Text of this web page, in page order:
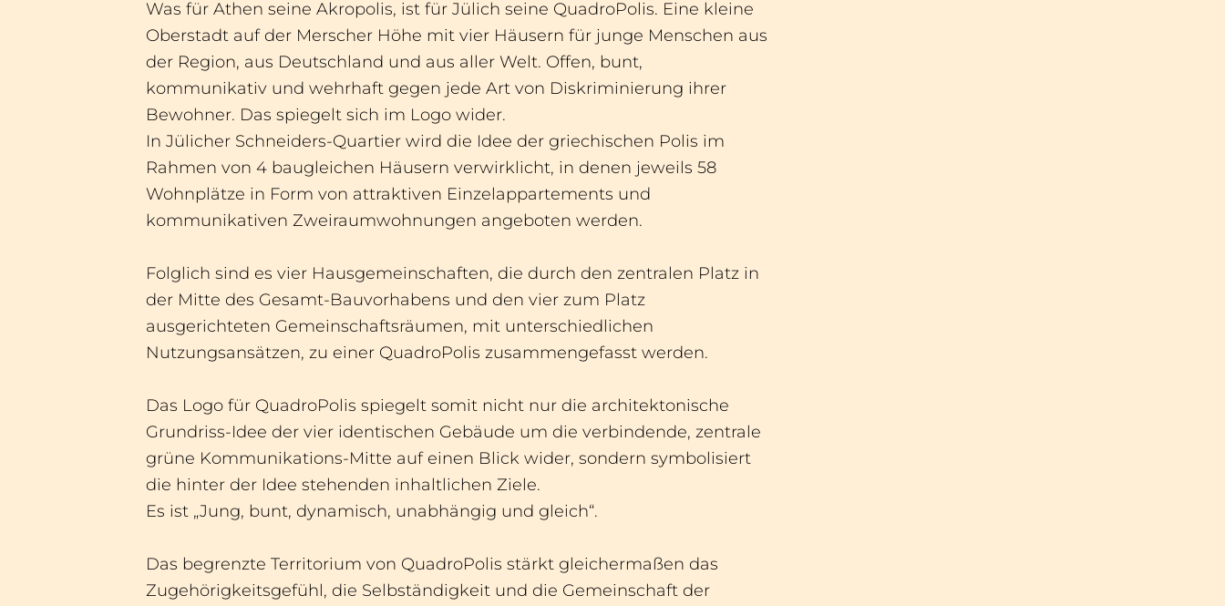
Was für Athen seine Akropolis, ist für Jülich seine QuadroPolis. Eine kleine
Oberstadt auf der Merscher Höhe mit vier Häusern für junge Menschen aus
der Region, aus Deutschland und aus aller Welt. Offen, bunt,
kommunikativ und wehrhaft gegen jede Art von Diskriminierung ihrer
Bewohner. Das spiegelt sich im Logo wider.
In Jülicher Schneiders-Quartier wird die Idee der griechischen Polis im
Rahmen von 4 baugleichen Häusern verwirklicht, in denen jeweils 58
Wohnplätze in Form von attraktiven Einzelappartements und
kommunikativen Zweiraumwohnungen angeboten werden.
Folglich sind es vier Hausgemeinschaften, die durch den zentralen Platz in
der Mitte des Gesamt-Bauvorhabens und den vier zum Platz
ausgerichteten Gemeinschaftsräumen, mit unterschiedlichen
Nutzungsansätzen, zu einer QuadroPolis zusammengefasst werden.
Das Logo für QuadroPolis spiegelt somit nicht nur die architektonische
Grundriss-Idee der vier identischen Gebäude um die verbindende, zentrale
grüne Kommunikations-Mitte auf einen Blick wider, sondern symbolisiert
die hinter der Idee stehenden inhaltlichen Ziele.
Es ist „Jung, bunt, dynamisch, unabhängig und gleich“.
Das begrenzte Territorium von QuadroPolis stärkt gleichermaßen das
Zugehörigkeitsgefühl, die Selbständigkeit und die Gemeinschaft der